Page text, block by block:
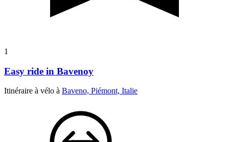
1
Easy ride in Bavenoy
Itinéraire à vélo à Baveno, Piémont, Italie